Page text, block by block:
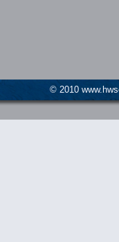
© 2010